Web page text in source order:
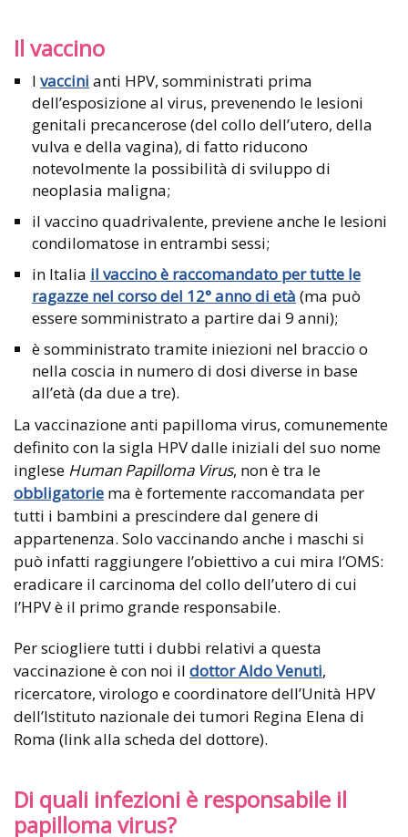
Il vaccino
I vaccini anti HPV, somministrati prima
dell’esposizione al virus, prevenendo le lesioni
genitali precancerose (del collo dell’utero, della
vulva e della vagina), di fatto riducono
notevolmente la possibilità di sviluppo di
neoplasia maligna;
il vaccino quadrivalente, previene anche le lesioni
condilomatose in entrambi sessi;
in Italia il vaccino è raccomandato per tutte le
ragazze nel corso del 12° anno di età (ma può
essere somministrato a partire dai 9 anni);
è somministrato tramite iniezioni nel braccio o
nella coscia in numero di dosi diverse in base
all’età (da due a tre).
La vaccinazione anti papilloma virus, comunemente
definito con la sigla HPV dalle iniziali del suo nome
inglese Human Papilloma Virus, non è tra le
obbligatorie ma è fortemente raccomandata per
tutti i bambini a prescindere dal genere di
appartenenza. Solo vaccinando anche i maschi si
può infatti raggiungere l’obiettivo a cui mira l’OMS:
eradicare il carcinoma del collo dell’utero di cui
l’HPV è il primo grande responsabile.
Per sciogliere tutti i dubbi relativi a questa
vaccinazione è con noi il dottor Aldo Venuti,
ricercatore, virologo e coordinatore dell’Unità HPV
dell’Istituto nazionale dei tumori Regina Elena di
Roma (link alla scheda del dottore).
Di quali infezioni è responsabile il
papilloma virus?